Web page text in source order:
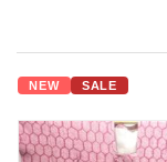
NEW SALE